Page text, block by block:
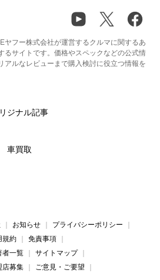
ヤフー株式会社が運営するクルマに関するあ
るサイトです。価格やスペックなどの公式情
アルなレビューまで購入検討に役立つ情報を
ジナル記事
車買取
お知らせ
プライバシーポリシー
規約
免責事項
者一覧
サイトマップ
店募集
ご意見・ご要望